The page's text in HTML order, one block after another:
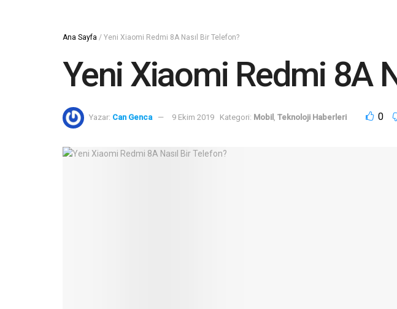
Ana Sayfa / Yeni Xiaomi Redmi 8A Nasıl Bir Telefon?
Yeni Xiaomi Redmi 8A
Yazar: Can Genca 9 Ekim 2019 Kategori: Mobil , Teknoloji Haberleri 0